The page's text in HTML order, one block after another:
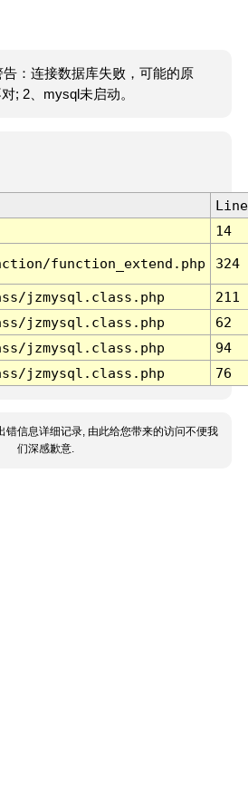
：连接数据库失败，可能的原
; 2、mysql未启动。
Line
14
function_extend.php 324
jzmysql.class.php
211
jzmysql.class.php
62
jzmysql.class.php
94
jzmysql.class.php 76
错信息详细记录, 由此给您带来的访问不便我
们深感歉意.